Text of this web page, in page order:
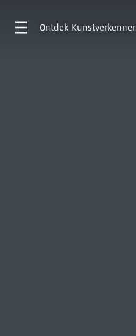
Ontdek Kunstverkenner